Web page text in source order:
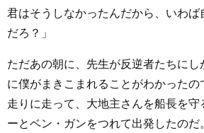
君はそうしなかったんだから、いわば
だろ？」
ただあの朝に、先生が反逆者たちにし
に僕がまきこまれることがわかった
走りに走って、大地主さんを船長を守
ーとベン・ガンをつれて出発したのだ